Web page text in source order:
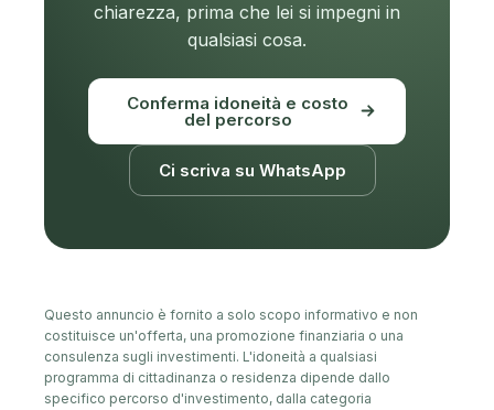
chiarezza, prima che lei si impegni in
qualsiasi cosa.
Conferma idoneità e costo
del percorso
Ci scriva su WhatsApp
Questo annuncio è fornito a solo scopo informativo e non
costituisce un'offerta, una promozione finanziaria o una
consulenza sugli investimenti. L'idoneità a qualsiasi
programma di cittadinanza o residenza dipende dallo
specifico percorso d'investimento, dalla categoria